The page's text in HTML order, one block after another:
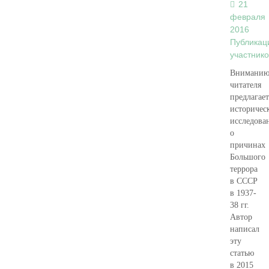
21
февраля
2016
Вниманию
читателя
о
причинах
Большого
террора
в СССР
в 1937-
38 гг.
Автор
написал
эту
статью
в 2015